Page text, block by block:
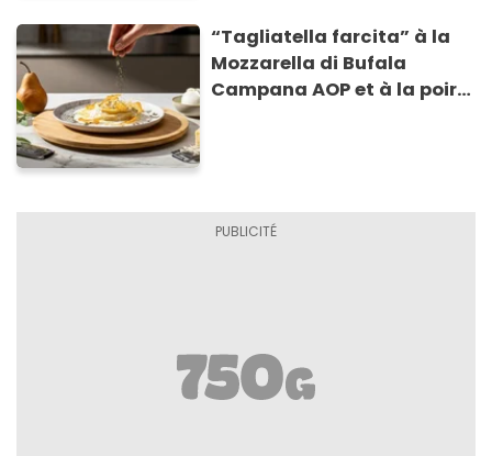
“Tagliatella farcita” à la
Mozzarella di Bufala
Campana AOP et à la poire